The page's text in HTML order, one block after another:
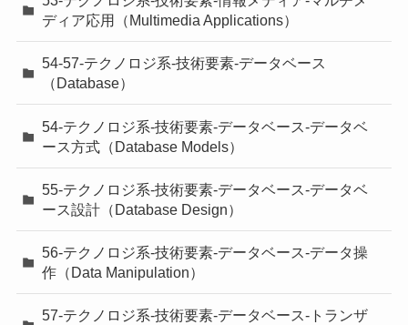
ディア応用（Multimedia Applications）
54-57-テクノロジ系-技術要素-データベース
（Database）
54-テクノロジ系-技術要素-データベース-データベ
ース方式（Database Models）
55-テクノロジ系-技術要素-データベース-データベ
ース設計（Database Design）
56-テクノロジ系-技術要素-データベース-データ操
作（Data Manipulation）
57-テクノロジ系-技術要素-データベース-トランザ